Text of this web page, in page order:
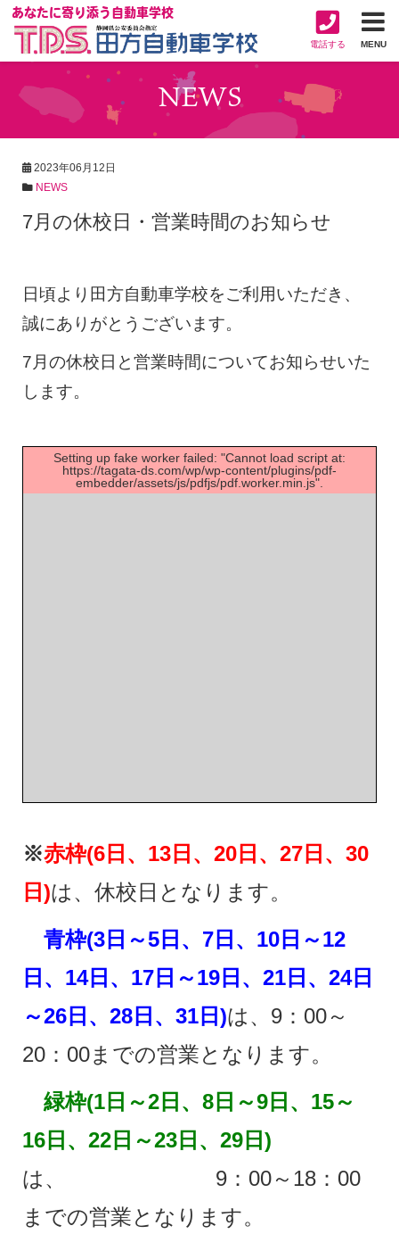
あなたに寄り添う自動車学校
MENU
電話する
NEWS
2023年06月12日
NEWS
7月の休校日・営業時間のお知らせ
日頃より田方自動車学校をご利用いただき、
誠にありがとうございます。
7 月の休校日と営業時間についてお知らせいた
します。
Setting up fake worker failed: "Cannot load script at:
https://tagata-ds.com/wp/wp-content/plugins/pdf-
embedder/assets/js/pdfjs/pdf.worker.min.js".
※赤枠(6日、13日、20日、27日、30
日 )は、休校日となります。
青枠(3日～5日、7日、10日 ～12
日、14日、17日～19日、21日、 24日
～26日、28日、31日)は、9：00～
20：00までの営業となります。
緑枠(1日～2日、8日～9日、15～
16日、22日～23日、29日)
は、 9：00～18：00
までの営業となります。